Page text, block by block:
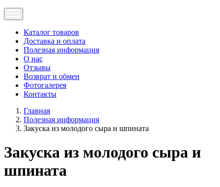
Каталог товаров
Доставка и оплата
Полезная информация
О нас
Отзывы
Возврат и обмен
Фотогалерея
Контакты
Главная
Полезная информация
Закуска из молодого сыра и шпината
Закуска из молодого сыра и
шпината